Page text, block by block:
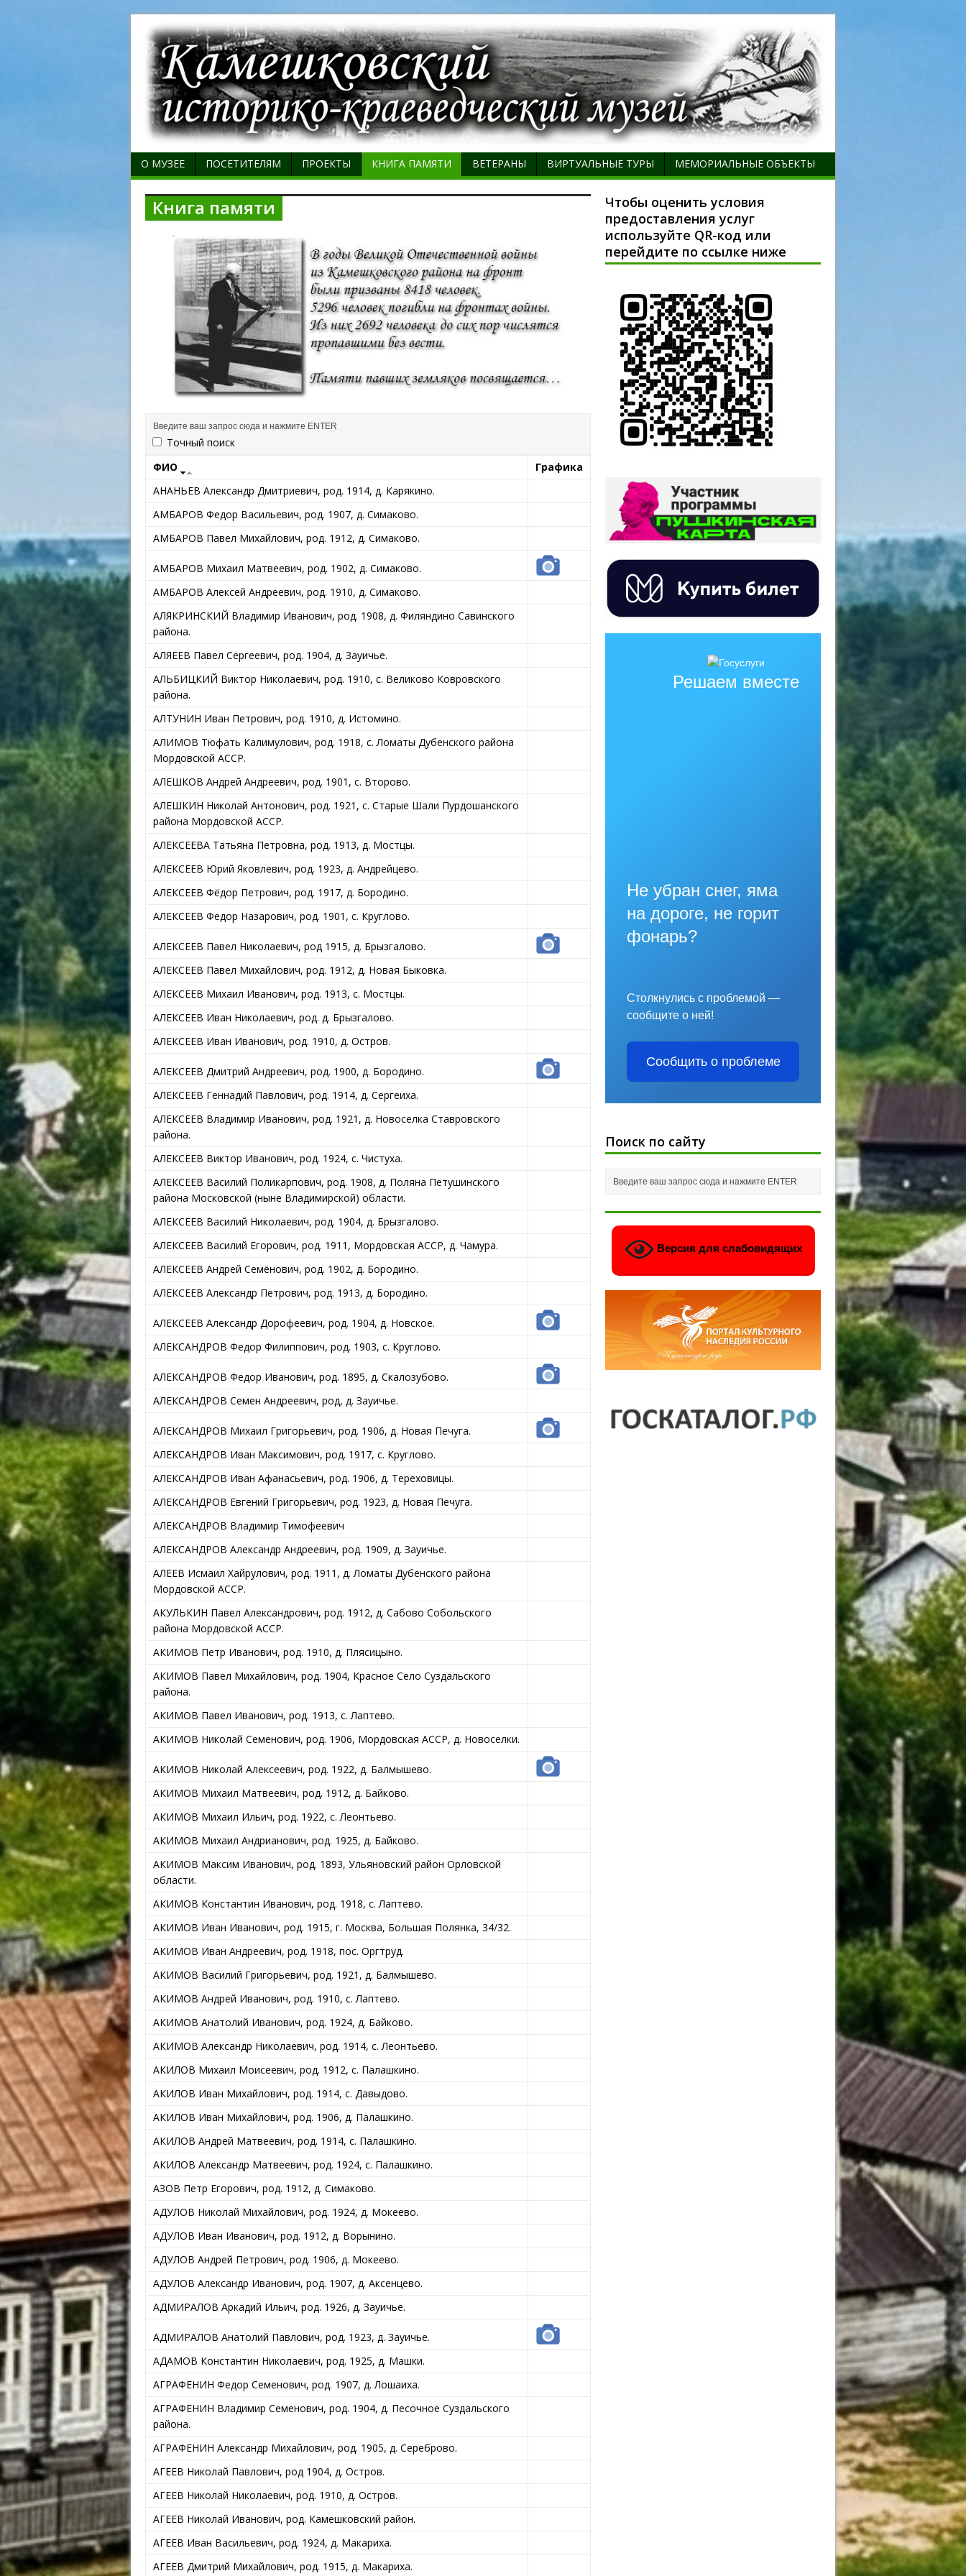
О МУЗЕЕ ПОСЕТИТЕЛЯМ ПРОЕКТЫ КНИГА ПАМЯТИ ВЕТЕРАНЫ ВИРТУАЛЬНЫЕ ТУРЫ МЕМОРИАЛЬНЫЕ ОБЪЕКТЫ
Книга памяти
Точный поиск
ФИО
Графика
АНАНЬЕВ Александр Дмитриевич, род. 1914, д. Карякино.
АМБАРОВ Федор Васильевич, род. 1907, д. Симаково.
АМБАРОВ Павел Михайлович, род. 1912, д. Симаково.
АМБАРОВ Михаил Матвеевич, род. 1902, д. Симаково.
АМБАРОВ Алексей Андреевич, род. 1910, д. Симаково.
АЛЯКРИНСКИЙ Владимир Иванович, род. 1908, д. Филяндино Савинского
района.
АЛЯЕЕВ Павел Сергеевич, род. 1904, д. Зауичье.
АЛЬБИЦКИЙ Виктор Николаевич, род. 1910, с. Великово Ковровского
района.
АЛТУНИН Иван Петрович, род. 1910, д. Истомино.
АЛИМОВ Тюфать Калимулович, род. 1918, с. Ломаты Дубенского района
Мордовской АССР.
АЛЕШКОВ Андрей Андреевич, род. 1901, с. Второво.
АЛЕШКИН Николай Антонович, род. 1921, с. Старые Шали Пурдошанского
района Мордовской АССР.
АЛЕКСЕЕВА Татьяна Петровна, род. 1913, д. Мостцы.
АЛЕКСЕЕВ Юрий Яковлевич, род. 1923, д. Андрейцево.
АЛЕКСЕЕВ Фёдор Петрович, род. 1917, д. Бородино.
АЛЕКСЕЕВ Федор Назарович, род. 1901, с. Круглово.
АЛЕКСЕЕВ Павел Николаевич, род 1915, д. Брызгалово.
АЛЕКСЕЕВ Павел Михайлович, род. 1912, д. Новая Быковка.
АЛЕКСЕЕВ Михаил Иванович, род. 1913, с. Мостцы.
АЛЕКСЕЕВ Иван Николаевич, род. д. Брызгалово.
АЛЕКСЕЕВ Иван Иванович, род. 1910, д. Остров.
АЛЕКСЕЕВ Дмитрий Андреевич, род. 1900, д. Бородино.
АЛЕКСЕЕВ Геннадий Павлович, род. 1914, д. Сергеиха.
АЛЕКСЕЕВ Владимир Иванович, род. 1921, д. Новоселка Ставровского
района.
АЛЕКСЕЕВ Виктор Иванович, род. 1924, с. Чистуха.
АЛЕКСЕЕВ Василий Поликарпович, род. 1908, д. Поляна Петушинского
района Московской (ныне Владимирской) области.
АЛЕКСЕЕВ Василий Николаевич, род. 1904, д. Брызгалово.
АЛЕКСЕЕВ Василий Егорович, род. 1911, Мордовская АССР, д. Чамура.
АЛЕКСЕЕВ Андрей Семёнович, род. 1902, д. Бородино.
АЛЕКСЕЕВ Александр Петрович, род. 1913, д. Бородино.
АЛЕКСЕЕВ Александр Дорофеевич, род. 1904, д. Новское.
АЛЕКСАНДРОВ Федор Филиппович, род. 1903, с. Круглово.
АЛЕКСАНДРОВ Федор Иванович, род. 1895, д. Скалозубово.
АЛЕКСАНДРОВ Семен Андреевич, род, д. Зауичье.
АЛЕКСАНДРОВ Михаил Григорьевич, род. 1906, д. Новая Печуга.
АЛЕКСАНДРОВ Иван Максимович, род. 1917, с. Круглово.
АЛЕКСАНДРОВ Иван Афанасьевич, род. 1906, д. Тереховицы.
АЛЕКСАНДРОВ Евгений Григорьевич, род. 1923, д. Новая Печуга.
АЛЕКСАНДРОВ Владимир Тимофеевич
АЛЕКСАНДРОВ Александр Андреевич, род. 1909, д. Зауичье.
АЛЕЕВ Исмаил Хайрулович, род. 1911, д. Ломаты Дубенского района
Мордовской АССР.
АКУЛЬКИН Павел Александрович, род. 1912, д. Сабово Собольского
района Мордовской АССР.
АКИМОВ Петр Иванович, род. 1910, д. Плясицыно.
АКИМОВ Павел Михайлович, род. 1904, Красное Село Суздальского
района.
АКИМОВ Павел Иванович, род. 1913, с. Лаптево.
АКИМОВ Николай Семенович, род. 1906, Мордовская АССР, д. Новоселки.
АКИМОВ Николай Алексеевич, род. 1922, д. Балмышево.
АКИМОВ Михаил Матвеевич, род. 1912, д. Байково.
АКИМОВ Михаил Ильич, род. 1922, с. Леонтьево.
АКИМОВ Михаил Андрианович, род. 1925, д. Байково.
АКИМОВ Максим Иванович, род. 1893, Ульяновский район Орловской
области.
АКИМОВ Константин Иванович, род. 1918, с. Лаптево.
АКИМОВ Иван Иванович, род. 1915, г. Москва, Большая Полянка, 34/32.
АКИМОВ Иван Андреевич, род. 1918, пос. Оргтруд.
АКИМОВ Василий Григорьевич, род. 1921, д. Балмышево.
АКИМОВ Андрей Иванович, род. 1910, с. Лаптево.
АКИМОВ Анатолий Иванович, род. 1924, д. Байково.
АКИМОВ Александр Николаевич, род. 1914, с. Леонтьево.
АКИЛОВ Михаил Моисеевич, род. 1912, с. Палашкино.
АКИЛОВ Иван Михайлович, род. 1914, с. Давыдово.
АКИЛОВ Иван Михайлович, род. 1906, д. Палашкино.
АКИЛОВ Андрей Матвеевич, род. 1914, с. Палашкино.
АКИЛОВ Александр Матвеевич, род. 1924, с. Палашкино.
АЗОВ Петр Егорович, род. 1912, д. Симаково.
АДУЛОВ Николай Михайлович, род. 1924, д. Мокеево.
АДУЛОВ Иван Иванович, род. 1912, д. Ворынино.
АДУЛОВ Андрей Петрович, род. 1906, д. Мокеево.
АДУЛОВ Александр Иванович, род. 1907, д. Аксенцево.
АДМИРАЛОВ Аркадий Ильич, род. 1926, д. Зауичье.
АДМИРАЛОВ Анатолий Павлович, род. 1923, д. Зауичье.
АДАМОВ Константин Николаевич, род. 1925, д. Машки.
АГРАФЕНИН Федор Семенович, род. 1907, д. Лошаиха.
АГРАФЕНИН Владимир Семенович, род. 1904, д. Песочное Суздальского
района.
АГРАФЕНИН Александр Михайлович, род. 1905, д. Сереброво.
АГЕЕВ Николай Павлович, род 1904, д. Остров.
АГЕЕВ Николай Николаевич, род. 1910, д. Остров.
АГЕЕВ Николай Иванович, род. Камешковский район.
АГЕЕВ Иван Васильевич, род. 1924, д. Макариха.
АГЕЕВ Дмитрий Михайлович, род. 1915, д. Макариха.
Чтобы оценить условия
предоставления услуг
используйте QR-код или
перейдите по ссылке ниже
Решаем вместе
Не убран снег, яма
на дороге, не горит
фонарь?
Столкнулись с проблемой —
сообщите о ней!
Сообщить о проблеме
Поиск по сайту
Версия для слабовидящих